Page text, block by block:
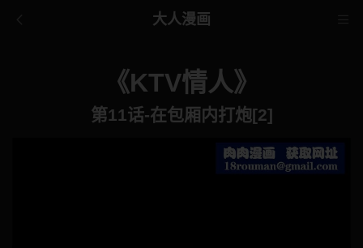
大人漫画
《KTV情人》
第11话-在包厢内打炮[2]